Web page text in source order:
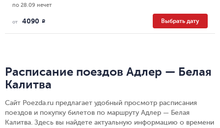
по 28.09 нечет
от 4090 R Выбрать дату
Расписание поездов Адлер — Белая
Калитва
Сайт Poezda.ru предлагает удобный просмотр расписания
поездов и покупку билетов по маршруту Адлер — Белая
Калитва. Здесь вы найдете актуальную информацию о времени